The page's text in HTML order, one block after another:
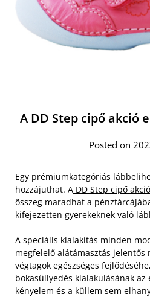
A DD Step cipő akció
Posted on
Egy prémiumkategóriás
hozzájuthat. A DD Step cipő
összeg maradhat a
kifejezetten gyerekeknek való
A speciális kialakítás minden
megfelelő alátámasztás jelentős
végtagok egészséges
bokasüllyedés kialakulásának az
kényelem és a küllem sem